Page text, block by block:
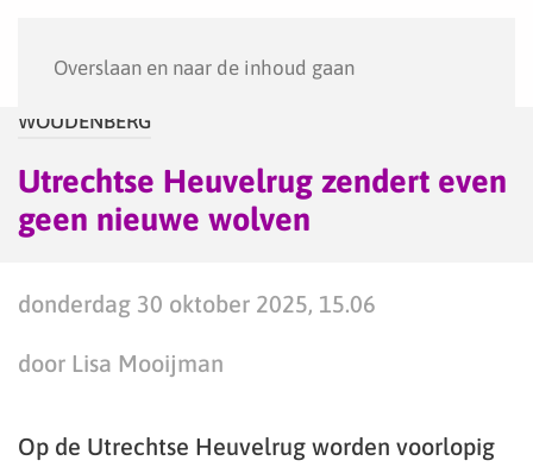
Overslaan en naar de inhoud gaan
WOUDENBERG
Utrechtse Heuvelrug zendert even
geen nieuwe wolven
donderdag 30 oktober 2025, 15.06
door Lisa Mooijman
Op de Utrechtse Heuvelrug worden voorlopig